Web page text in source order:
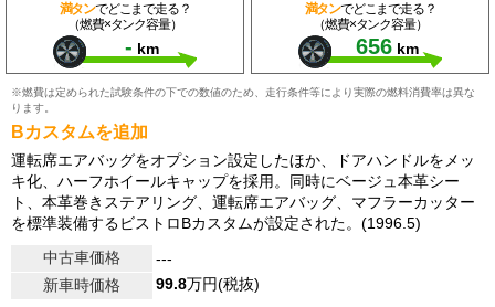
満タンでどこまで走る？
（燃費×タンク容量）
- km
満タンでどこまで走る？
（燃費×タンク容量）
656 km
※燃費は定められた試験条件の下での数値のため、走行条件等により実際の燃料消費率は異な
ります。
Bカスタムを追加
運転席エアバッグをオプション設定したほか、ドアハンドルをメッ
キ化、ハーフホイールキャップを採用。同時にベージュ本革シー
ト、本革巻きステアリング、運転席エアバッグ、マフラーカッター
を標準装備するビストロBカスタムが設定された。(1996.5)
中古車価格
---
新車時価格
99.8万円(税抜)